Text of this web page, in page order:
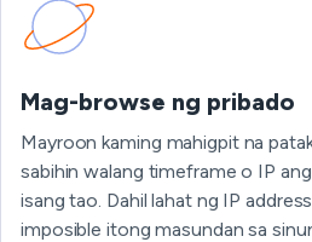
Mag-browse ng pribado
Mayroon kaming mahigpit na
sabihin walang timeframe o IP
isang tao. Dahil lahat ng IP
imposible itong masundan sa